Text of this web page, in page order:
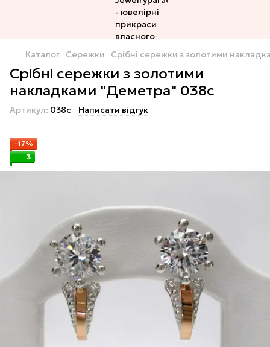
Каталог Сережки Срібні сережки з золотими
Срібні сережки з золотими
накладками "Деметра" 038с
Артикул: 038с Написати відгук
−17%
3